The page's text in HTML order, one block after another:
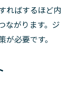
ればするほど内
ながります。ジ
必要です。